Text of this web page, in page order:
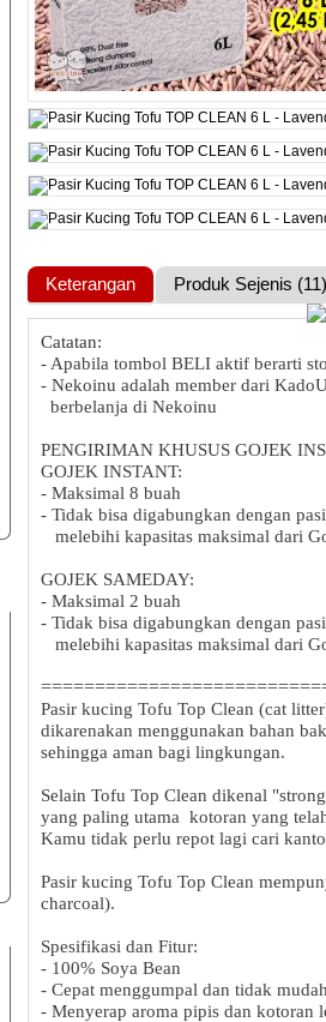
Keterangan Produk Sejenis (11)
Catatan:
- Apabila tombol BELI aktif berarti
- Nekoinu adalah member dari
berbelanja di Nekoinu
PENGIRIMAN KHUSUS GOJEK
GOJEK INSTANT:
- Maksimal 8 buah
- Tidak bisa digabungkan dengan
melebihi kapasitas maksimal dari
GOJEK SAMEDAY:
- Maksimal 2 buah
- Tidak bisa digabungkan dengan
melebihi kapasitas maksimal dari
Pasir kucing Tofu Top Clean (cat
dikarenakan menggunakan bahan
sehingga aman bagi lingkungan.
Selain Tofu Top Clean dikenal
yang paling utama kotoran yang
Kamu tidak perlu repot lagi cari
Pasir kucing Tofu Top Clean
charcoal).
Spesifikasi dan Fitur:
- 100% Soya Bean
- Cepat menggumpal dan tidak
- Menyerap aroma pipis dan kotoran